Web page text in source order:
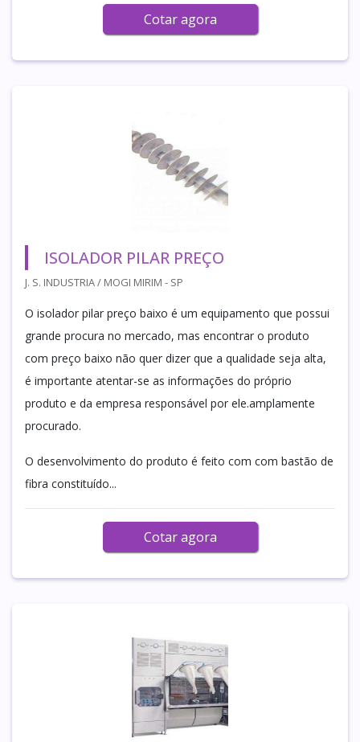
Cotar agora
ISOLADOR PILAR PREÇO
J. S. INDUSTRIA / MOGI MIRIM - SP
O isolador pilar preço baixo é um equipamento que possui
grande procura no mercado, mas encontrar o produto
com preço baixo não quer dizer que a qualidade seja alta,
é importante atentar-se as informações do próprio
produto e da empresa responsável por ele.amplamente
procurado.
O desenvolvimento do produto é feito com com bastão de
fibra constituído...
Cotar agora